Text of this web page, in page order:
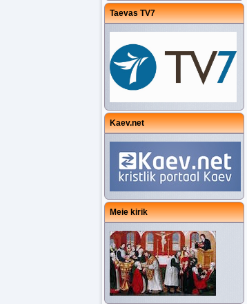
Taevas TV7
Kaev.net
Meie kirik